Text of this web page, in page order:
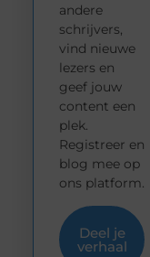
andere
schrijvers,
vind nieuwe
lezers en
geef jouw
content een
plek.
Registreer en
blog mee op
ons platform.
Deel je
verhaal